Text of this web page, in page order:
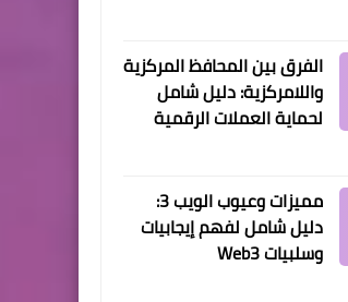
الفرق بين المحافظ المركزية
واللامركزية: دليل شامل
لحماية العملات الرقمية
مميزات وعيوب الويب 3:
دليل شامل لفهم إيجابيات
وسلبيات Web3